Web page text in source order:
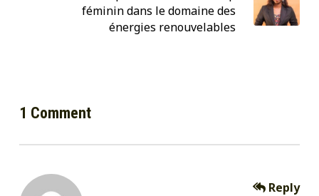
féminin dans le domaine des
énergies renouvelables
1 Comment
Reply